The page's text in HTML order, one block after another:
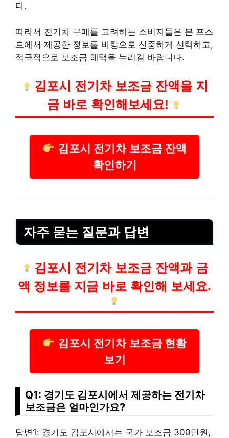
다.
따라서 전기차 구매를 고려하는 소비자들은 본 포스
트에서 제공한 정보를 바탕으로 신중하게 선택하고,
적극적으로 보조금 혜택을 누리길 바랍니다.
김포시 전기차 보조금 잔액을 지
금 바로 확인해보세요!
김포시 전기차 보조금 잔액
확인하기
자주 묻는 질문과 답변
김포시 전기차 보조금 잔액과 금
액 정보를 지금 바로 확인해 보세요.
김포시 전기차 보조금 현황
보기
Q1: 경기도 김포시에서 제공하는 전기차
보조금은 얼마인가요?
답변1: 경기도 김포시에서는 국가 보조금 300만원,